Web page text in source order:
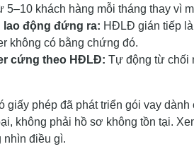
5–10 khách hàng mỗi tháng thay vì
động đứng ra: HĐLĐ gián tiếp
không có bằng chứng đó.
cứng theo HĐLĐ: Tự động từ chối
giấy phép đã phát triển gói vay
không phải hồ sơ không tồn tại.
nhìn điều gì.